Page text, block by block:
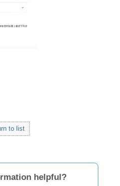
to list
helpful?